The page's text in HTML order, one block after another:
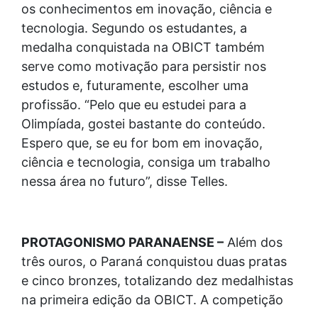
os conhecimentos em inovação, ciência e
tecnologia. Segundo os estudantes, a
medalha conquistada na OBICT também
serve como motivação para persistir nos
estudos e, futuramente, escolher uma
profissão. “⁠Pelo que eu estudei para a
Olimpíada, gostei bastante do conteúdo.
Espero que, se eu for bom em inovação,
ciência e tecnologia, consiga um trabalho
nessa área no futuro”, disse Telles.
PROTAGONISMO PARANAENSE – Além dos
três ouros, o Paraná conquistou duas pratas
e cinco bronzes, totalizando dez medalhistas
na primeira edição da OBICT. A competição